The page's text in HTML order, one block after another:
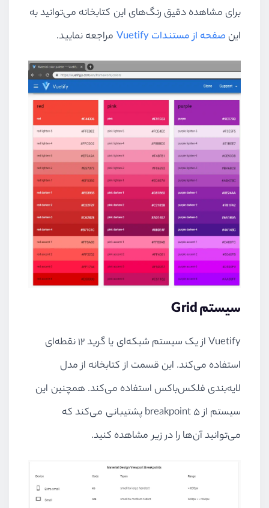
برای مشاهده دقیق رنگ‌های این کتابخانه می‌توانید به
این صفحه از مستندات Vuetify مراجعه نمایید.
سیستم Grid
Vuetify از یک سیستم شبکه‌ای یا گرید ۱۲ نقطه‌ای
استفاده می‌کند. این قسمت از کتابخانه از مدل
لایه‌بندی فلکس‌باکس استفاده می‌کند. همچنین این
سیستم از ۵ breakpoint پشتیبانی می‌کند که
می‌توانید آن‌ها را در زیر مشاهده کنید.